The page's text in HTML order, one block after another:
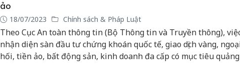
ảo
18/07/2023 Chính sách & Pháp Luật
Theo Cục An toàn thông tin (Bộ Thông tin và Truyền thông),
nhận diện sàn đầu tư chứng khoán quốc tế, giao dịch vàng,
hối, tiền ảo, bất động sản, kinh doanh đa cấp có mục tiêu quảng